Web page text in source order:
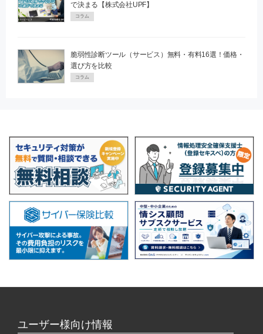
で決まる【株式会社UPF】
コラム
脆弱性診断ツール（サービス）無料・有料16選！価格・
選び方を比較
コラム
ユーザー様向け情報